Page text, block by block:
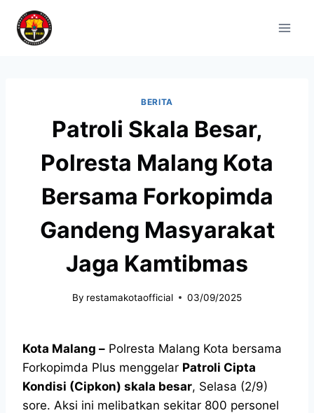
BERITA
Patroli Skala Besar,
Polresta Malang Kota
Bersama Forkopimda
Gandeng Masyarakat
Jaga Kamtibmas
By restamakotaofficial 03/09/2025
Kota Malang – Polresta Malang Kota bersama
Forkopimda Plus menggelar Patroli Cipta
Kondisi (Cipkon) skala besar, Selasa (2/9)
sore. Aksi ini melibatkan sekitar 800 personel